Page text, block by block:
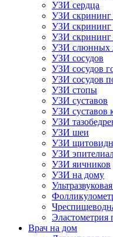
УЗИ сердца
УЗИ скрининг
УЗИ скрининг
УЗИ скрининг
УЗИ слюнных
УЗИ сосудов
УЗИ сосудов
УЗИ сосудов
УЗИ стопы
УЗИ суставов
УЗИ суставов
УЗИ
УЗИ шеи
УЗИ
УЗИ
УЗИ яичников
УЗИ на дому
Эластометрия
Врач на дом